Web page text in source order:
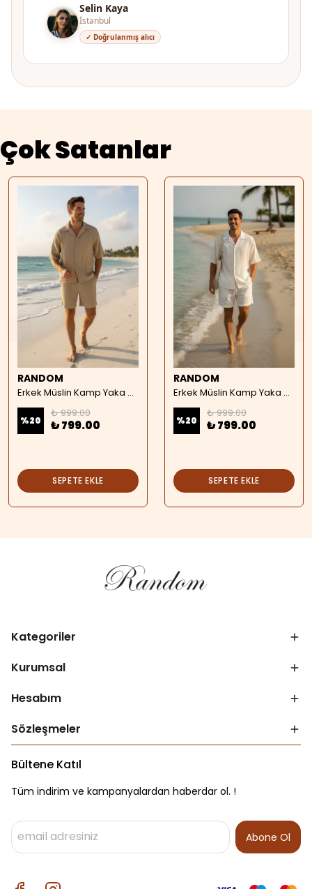
Selin Kaya
İstanbul
✓ Doğrulanmış alıcı
Çok Satanlar
RANDOM
Erkek Müslin Kamp Yaka Kısa Kollu Gömlek - bej
%20
₺ 999.00
₺ 799.00
SEPETE EKLE
RANDOM
Erkek Müslin Kamp Yaka Kısa Kollu Gömlek - beyaz
%20
₺ 999.00
₺ 799.00
SEPETE EKLE
Kategoriler
Kurumsal
Hesabım
Sözleşmeler
Bültene Katıl
Tüm indirim ve kampanyalardan haberdar ol. !
Abone Ol